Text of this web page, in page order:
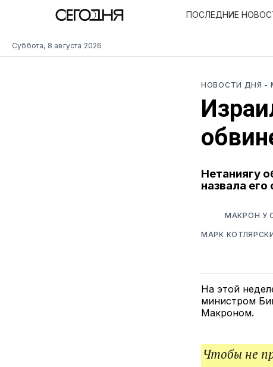
Суббота, 8 августа 2026
ПОСЛЕДНИЕ
НОВОСТИ ДНЯ -
Нетаниягу
назвала
МАКРОН У
МАРК
На этой
министром
Макроном.
Чтобы не